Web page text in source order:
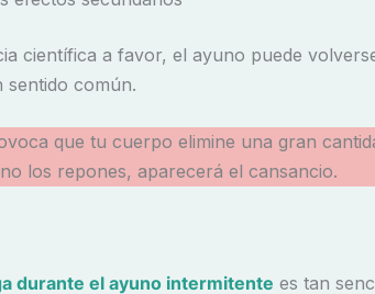
científica a favor, el ayuno puede
común.
que tu cuerpo elimine una gran
los repones, aparecerá el cansancio.
durante el ayuno intermitente es tan